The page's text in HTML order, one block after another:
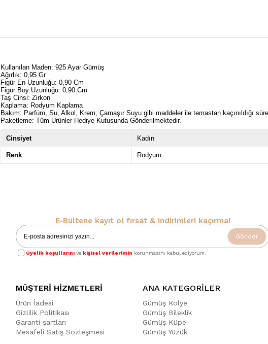
Kullanılan Maden: 925 Ayar Gümüş
Ağırlık: 0,95 Gr
Figür En Uzunluğu: 0,90 Cm
Figür Boy Uzunluğu: 0,90 Cm
Taş Cinsi: Zirkon
Kaplama: Rodyum Kaplama
Bakım: Parfüm, Su, Alkol, Krem, Çamaşır Suyu gibi maddeler ile temastan kaçınıldığı
Paketleme: Tüm Ürünler Hediye Kutusunda Gönderilmektedir.
Cinsiyet Kadın
Renk Rodyum
E-Bültene kayıt ol fırsat & indirimleri kaçırma!
Gönder
Üyelik koşullarını ve kişisel verilerimin korunmasını kabul ediyorum.
MÜŞTERİ HİZMETLERİ
Ürün İadesi
Gizlilik Politikası
Garanti şartları
Mesafeli Satış Sözleşmesi
ANA KATEGORİLER
Gümüş Kolye
Gümüş Bileklik
Gümüş Küpe
Gümüş Yüzük